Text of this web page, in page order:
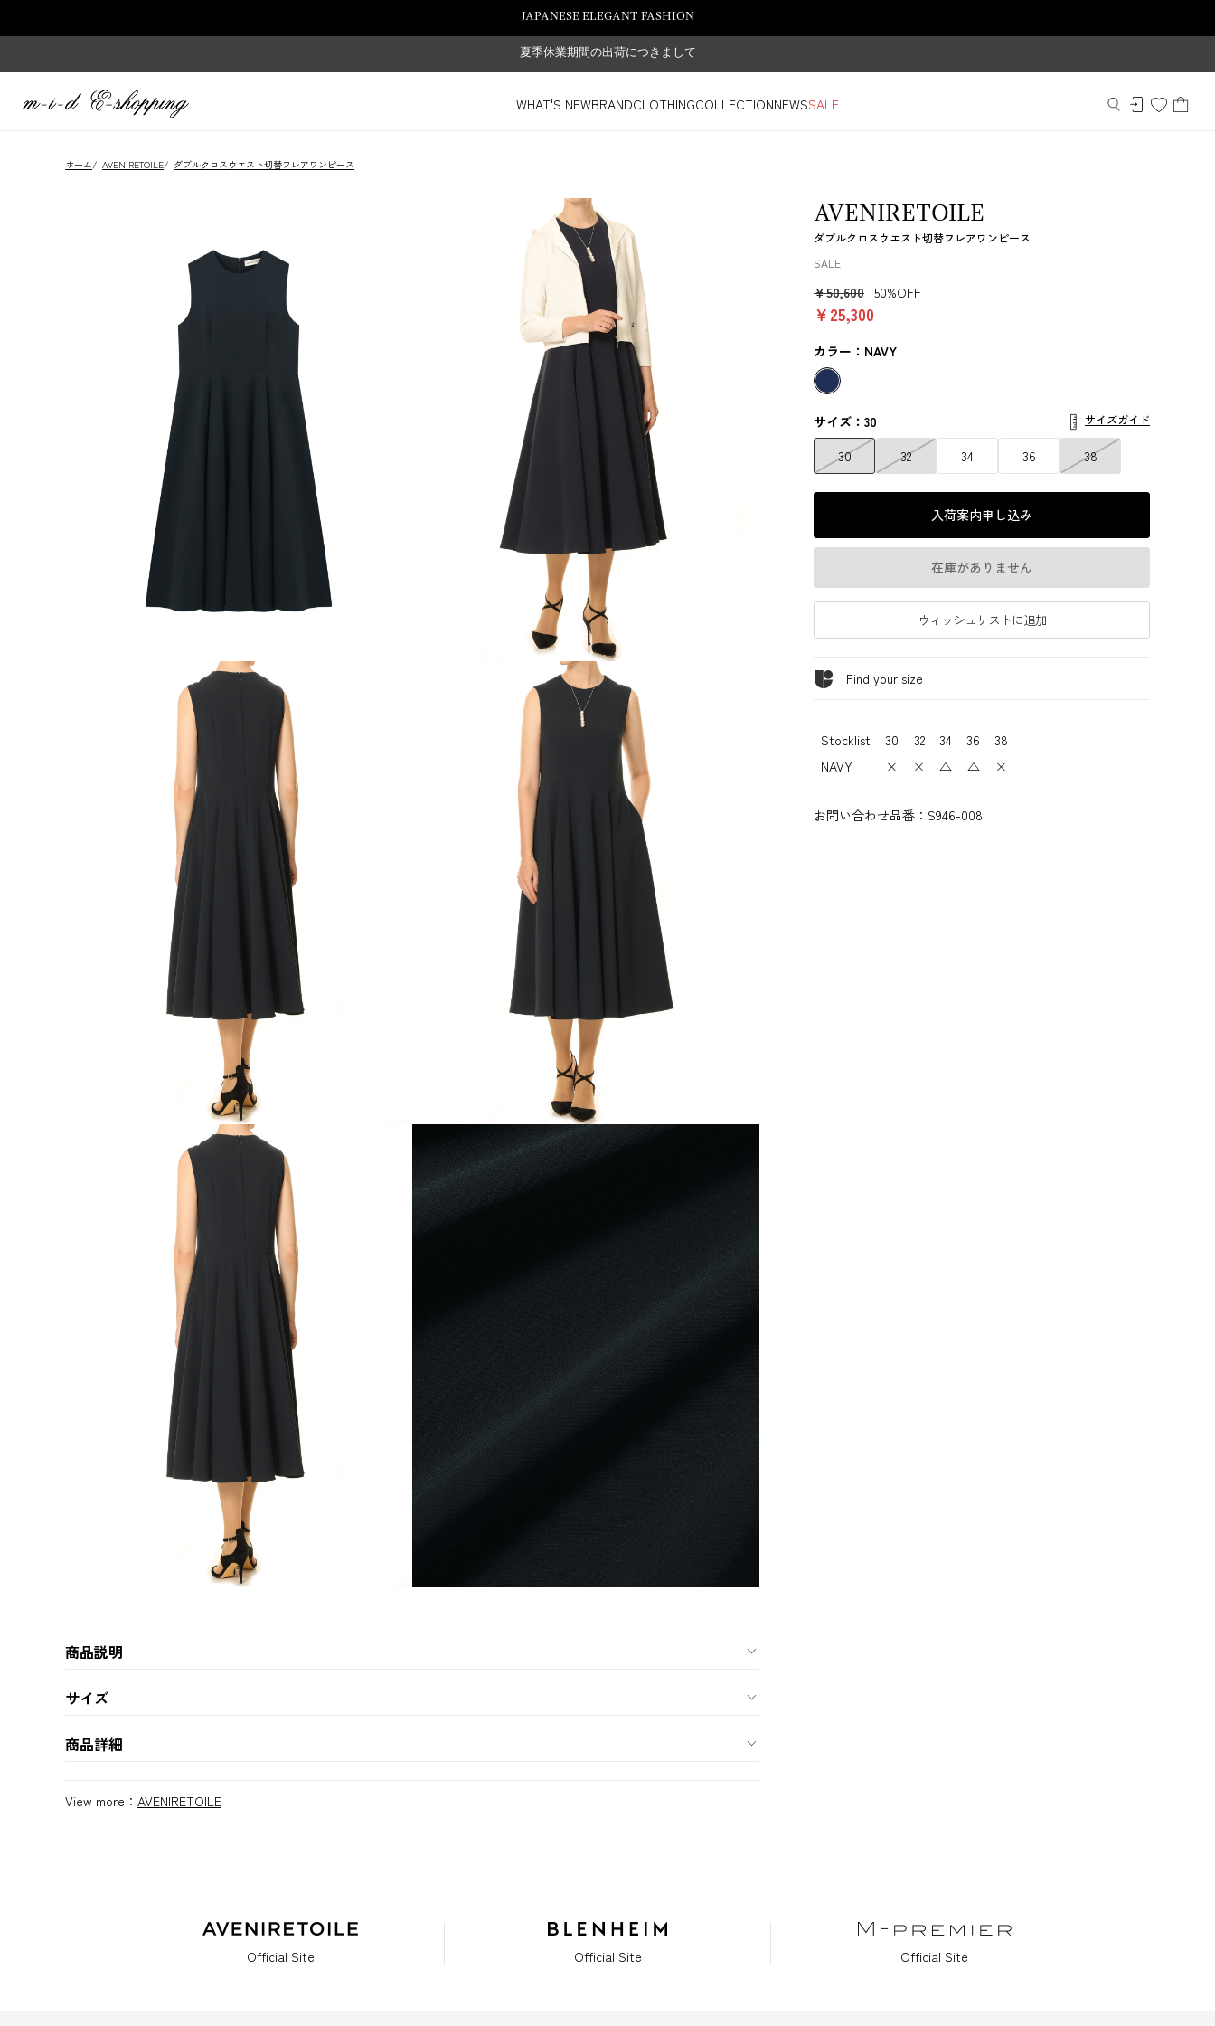
JAPANESE ELEGANT FASHION
夏季休業期間の出荷につきまして
WHAT'S NEWBRANDCLOTHINGCOLLECTIONNEWSSALE
ホーム/ AVENIRETOILE/ ダブルクロスウエスト切替フレアワンピース
AVENIRETOILE
ダブルクロスウエスト切替フレアワンピース
SALE
￥50,600 50%OFF
￥25,300
カラー：NAVY
サイズ：30 サイズガイド
30 32 34 36 38
入荷案内申し込み
在庫がありません
ウィッシュリストに追加
Find your size
Stocklist 30 32 34 36
38
NAVY
× × △ △ ×
お問い合わせ品番： S946-008
商品説明
サイズ
商品詳細
View more： AVENIRETOILE
Official Site Official Site Official Site